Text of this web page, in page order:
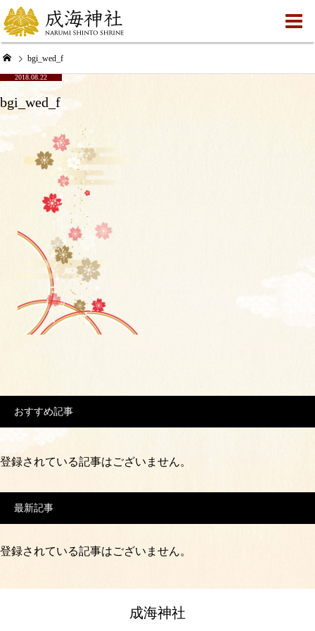
bgi_wed_f
2018.08.22
bgi_wed_f
おすすめ記事
登録されている記事はございません。
最新記事
登録されている記事はございません。
成海神社